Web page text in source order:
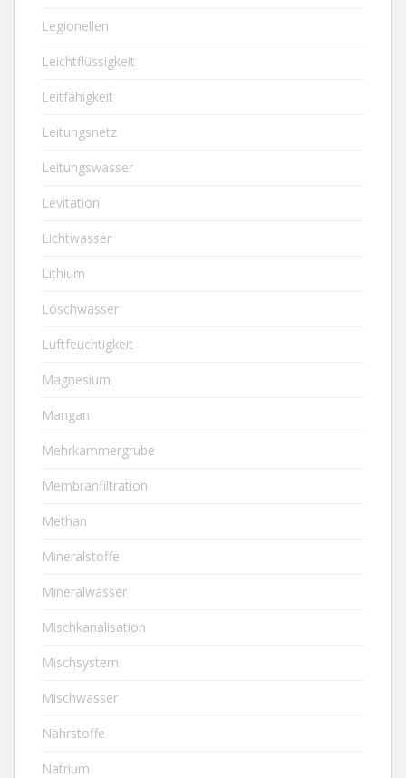
Legionellen
Leichtflüssigkeit
Leitfähigkeit
Leitungsnetz
Leitungswasser
Levitation
Lichtwasser
Lithium
Löschwasser
Luftfeuchtigkeit
Magnesium
Mangan
Mehrkammergrube
Membranfiltration
Methan
Mineralstoffe
Mineralwasser
Mischkanalisation
Mischsystem
Mischwasser
Nährstoffe
Natrium